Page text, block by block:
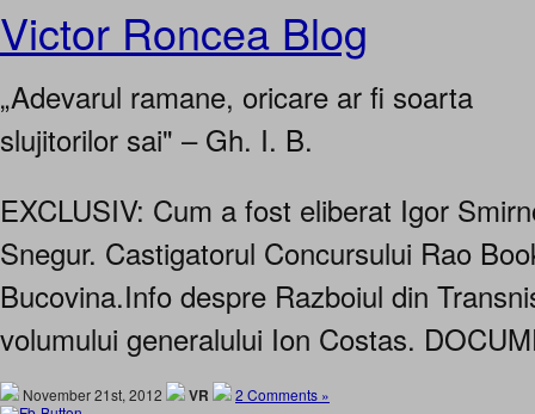
Victor Roncea Blog
„Adevarul ramane, oricare ar fi soarta
slujitorilor sai" – Gh. I. B.
EXCLUSIV: Cum a fost eliberat Igor
Snegur. Castigatorul Concursului Rao
Bucovina.Info despre Razboiul din
volumului generalului Ion Costas.
November 21st, 2012 VR 2 Comments »